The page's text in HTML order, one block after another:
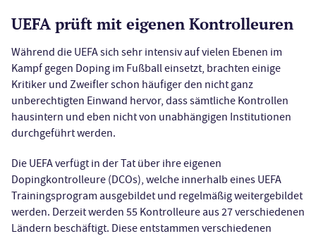
UEFA prüft mit eigenen Kontrolleuren
Während die UEFA sich sehr intensiv auf vielen Ebenen im
Kampf gegen Doping im Fußball einsetzt, brachten einige
Kritiker und Zweifler schon häufiger den nicht ganz
unberechtigten Einwand hervor, dass sämtliche Kontrollen
hausintern und eben nicht von unabhängigen Institutionen
durchgeführt werden.
Die UEFA verfügt in der Tat über ihre eigenen
Dopingkontrolleure (DCOs), welche innerhalb eines UEFA
Trainingsprogram ausgebildet und regelmäßig weitergebildet
werden. Derzeit werden 55 Kontrolleure aus 27 verschiedenen
Ländern beschäftigt. Diese entstammen verschiedenen